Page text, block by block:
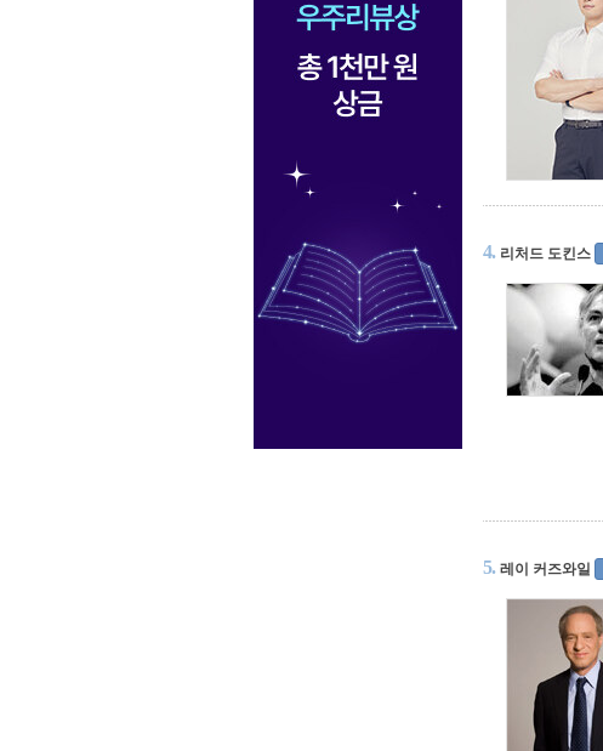
4. 리처드 도킨스
5. 레이 커즈와일